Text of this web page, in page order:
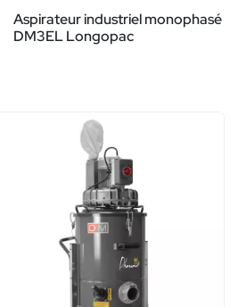
Aspirateur industriel monophasé
DM3EL Longopac